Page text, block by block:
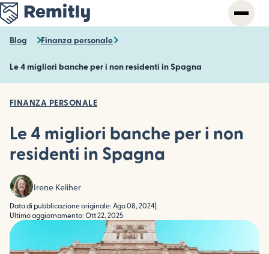
Skip
to
content
Blog Finanza personale
Le 4 migliori banche per i non residenti in Spagna
FINANZA PERSONALE
Le 4 migliori banche per i non
residenti in Spagna
Irene Keliher
Data di pubblicazione originale: Ago 08, 2024
Ultimo aggiornamento: Ott 22, 2025